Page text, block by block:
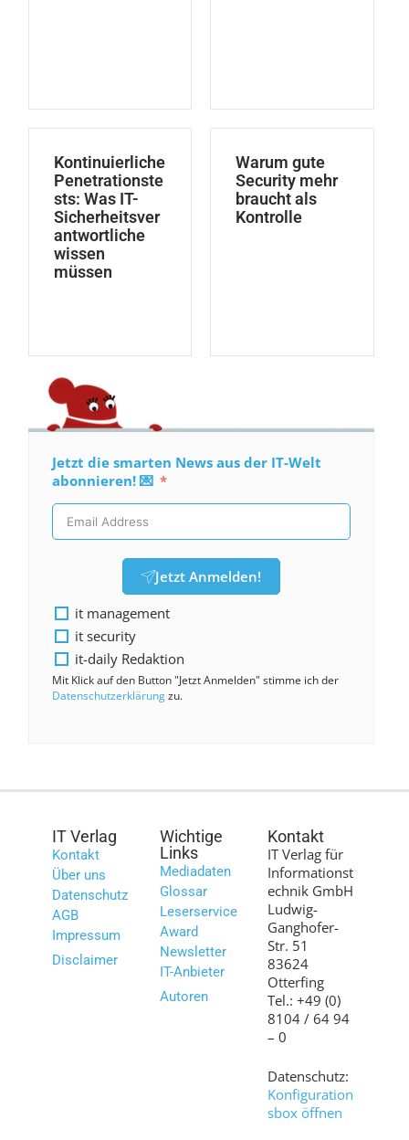
Kontinuierliche
Penetrationste
sts: Was IT-
Sicherheitsver
antwortliche
wissen
müssen
Warum gute
Security mehr
braucht als
Kontrolle
Jetzt die smarten News aus der IT-Welt
abonnieren! 💌
Jetzt Anmelden!
it management
it security
it-daily Redaktion
Mit Klick auf den Button "Jetzt Anmelden" stimme ich der
Datenschutzerklärungzu.
IT Verlag
Kontakt
Über uns
Datenschutz
AGB
Impressum
Disclaimer
Wichtige
Links
Mediadaten
Glossar
Leserservice
Award
Newsletter
IT-Anbieter
Autoren
Kontakt
IT Verlag für
Informationst
echnik GmbH
Ludwig-
Ganghofer-
Str. 51
83624
Otterfing
Tel.: +49 (0)
8104 / 64 94
– 0
Datenschutz:
Konfiguration
sbox öffnen